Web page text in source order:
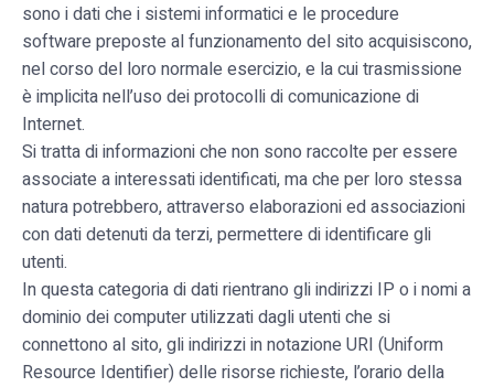
sono i dati che i sistemi informatici e le procedure
software preposte al funzionamento del sito acquisiscono,
nel corso del loro normale esercizio, e la cui trasmissione
è implicita nell’uso dei protocolli di comunicazione di
Internet.
Si tratta di informazioni che non sono raccolte per essere
associate a interessati identificati, ma che per loro stessa
natura potrebbero, attraverso elaborazioni ed associazioni
con dati detenuti da terzi, permettere di identificare gli
utenti.
In questa categoria di dati rientrano gli indirizzi IP o i nomi a
dominio dei computer utilizzati dagli utenti che si
connettono al sito, gli indirizzi in notazione URI (Uniform
Resource Identifier) delle risorse richieste, l’orario della